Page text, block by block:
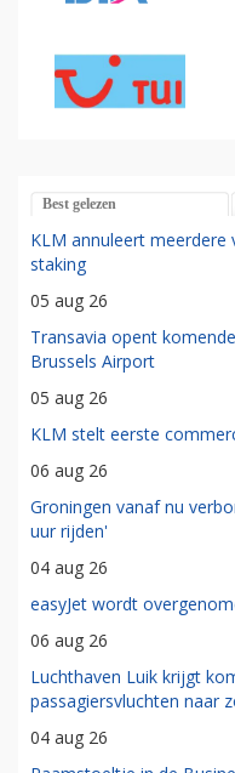
Best gelezen
KLM annuleert
staking
05 aug 26
Transavia opent
Brussels Airport
05 aug 26
KLM stelt eerste
06 aug 26
Groningen vanaf nu
uur rijden'
04 aug 26
easyJet wordt
06 aug 26
Luchthaven Luik krijgt
passagiersvluchten naar
04 aug 26